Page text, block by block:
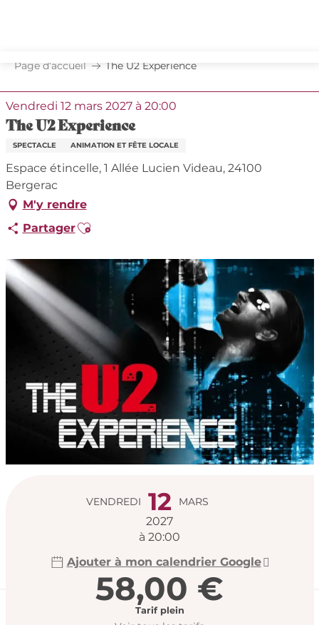
principal
Page d’accueil The U2 Experience
Vendredi 12 mars 2027 à 20:00
The U2 Experience
SPECTACLE ANIMATION ET FÊTE LOCALE
Espace étincelle, 1 Allée Lucien Videau, 24100
Bergerac
M'y rendre
PartagerAjouter aux favoris
Ouverture et
VENDREDI 12 MARS
2027
à 20:00
Ajouter à mon calendrier Google
58,00 €
Tarif plein